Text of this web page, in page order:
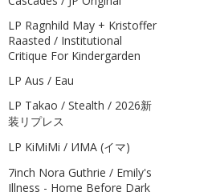
LP Ragnhild May + Kristoffer
Raasted / Institutional
Critique For Kindergarden
LP Aus / Eau
LP Takao / Stealth / 2026新
装リプレス
LP KiMiMi / ИМА (イマ)
7inch Nora Guthrie / Emily's
Illness - Home Before Dark